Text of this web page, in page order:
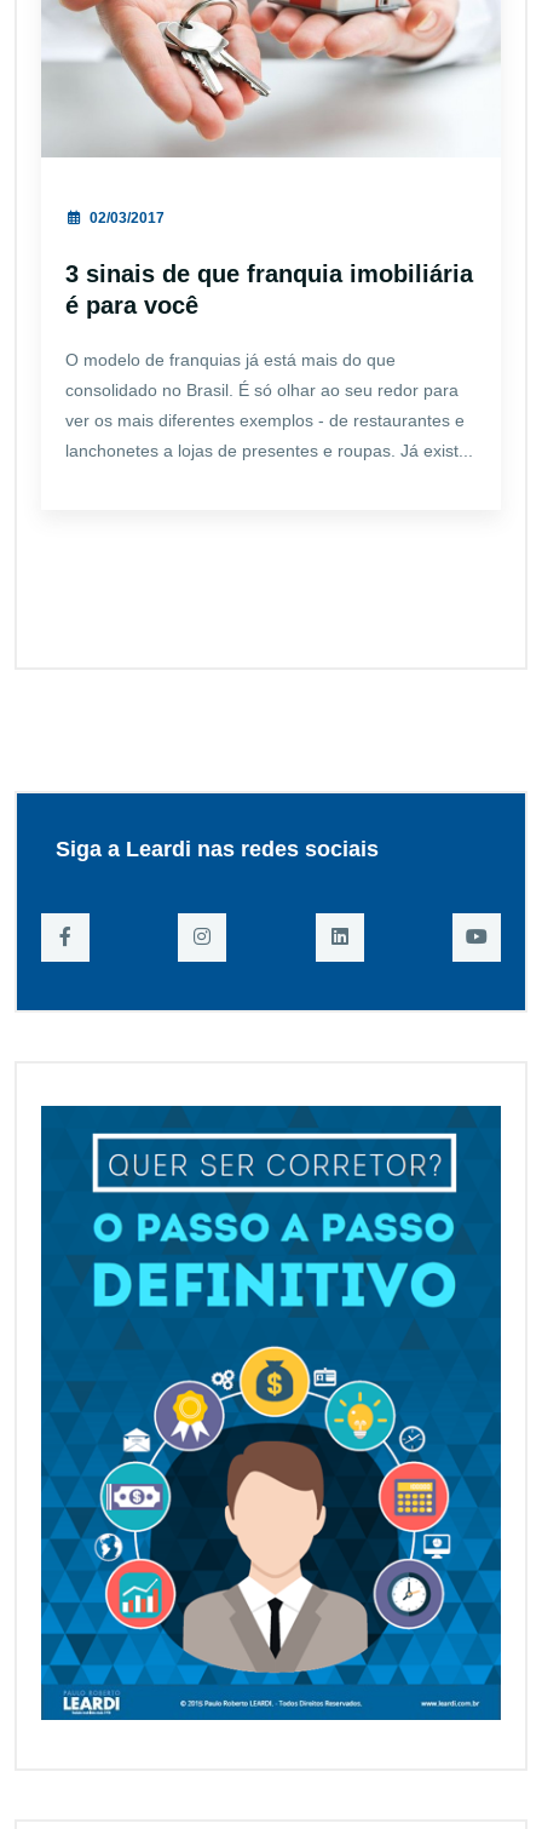
02/03/2017
3 sinais de que franquia imobiliária
é para você
O modelo de franquias já está mais do que
consolidado no Brasil. É só olhar ao seu redor para
ver os mais diferentes exemplos - de restaurantes e
lanchonetes a lojas de presentes e roupas. Já exist...
Siga a Leardi nas redes sociais